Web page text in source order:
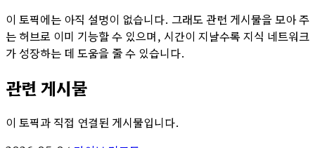
이 토픽에는 아직 설명이 없습니다. 그래도 관련 게시물을 모아 주
는 허브로 이미 기능할 수 있으며, 시간이 지날수록 지식 네트워크
가 성장하는 데 도움을 줄 수 있습니다.
관련 게시물
이 토픽과 직접 연결된 게시물입니다.